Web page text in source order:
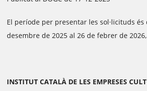
El període per presentar les sol·licituds és
desembre de 2025 al 26 de febrer de
INSTITUT CATALÀ DE LES EMPRESES